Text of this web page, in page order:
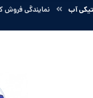
آب نمایندگی فروش